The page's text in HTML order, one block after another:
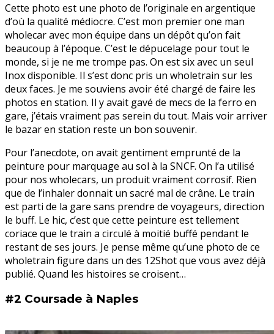
Cette photo est une photo de l’originale en argentique
d’où la qualité médiocre. C’est mon premier one man
wholecar avec mon équipe dans un dépôt qu’on fait
beaucoup à l’époque. C’est le dépucelage pour tout le
monde, si je ne me trompe pas. On est six avec un seul
Inox disponible. Il s’est donc pris un wholetrain sur les
deux faces. Je me souviens avoir été chargé de faire les
photos en station. Il y avait gavé de mecs de la ferro en
gare, j’étais vraiment pas serein du tout. Mais voir arriver
le bazar en station reste un bon souvenir.
Pour l’anecdote, on avait gentiment emprunté de la
peinture pour marquage au sol à la SNCF. On l’a utilisé
pour nos wholecars, un produit vraiment corrosif. Rien
que de l’inhaler donnait un sacré mal de crâne. Le train
est parti de la gare sans prendre de voyageurs, direction
le buff. Le hic, c’est que cette peinture est tellement
coriace que le train a circulé à moitié buffé pendant le
restant de ses jours. Je pense même qu’une photo de ce
wholetrain figure dans un des 12Shot que vous avez déjà
publié. Quand les histoires se croisent…
#2 Coursade à Naples